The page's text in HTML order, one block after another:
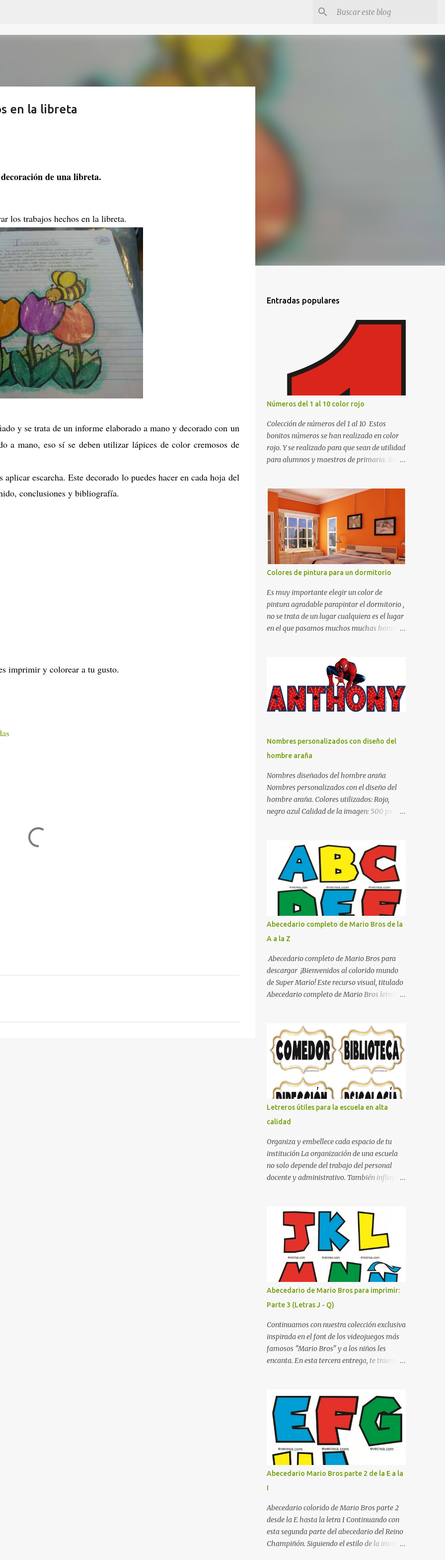
en la libreta
de una libreta.
los trabajos hechos en la libreta.
y se trata de un informe elaborado a mano y decorado con un
a mano, eso sí se deben utilizar lápices de color cremosos de
escarcha. Este decorado lo puedes hacer en cada hoja del
conclusiones y bibliografía.
imprimir y colorear a tu gusto.
Entradas populares
Números del 1 al 10 color rojo
Colección de números del 1 al 10 Estos
bonitos números se han realizado en color
rojo. Y se realizado para que sean de utilidad
para alumnos y maestros de primaria. Son
de recortar y se pueden utilizar en variedad
de cosas como ser recortes para tareas
escolares, para hacer juegos infantiles
matemáticos, para decorar los cumpleaños
de los niños, entre otras cosas.
Colores de pintura para un dormitorio
Es muy importante elegir un color de
pintura agradable parapintar el dormitorio ,
no se trata de un lugar cualquiera es el lugar
en el que pasamos muchos muchas horas y
de un lugar propio que utilizamos todos los
días y por ende debemos tratar de que éste
sea un lugar muy agradable y cómodo y
también para nuestra vista. Te mostramos
algunas sugerencias que pueden brindar la
dormitorio. El color naranja es una buena
opción para recibir esa luz y felicidad que
todo ser humano necesita. El color blanco es
ideal para lograr el relax total, es un color
que va con todo y además es color bastante
limpio que te dará esa sensación de calidez.
Los colores terra son excelentes para usar en
color muy relajante y por lo tanto entra en
la lista de colo...
Nombres personalizados con diseño del
hombre araña
Nombres diseñados del hombre araña
Nombres personalizados con el diseño del
hombre araña. Colores utilizados: Rojo,
negro azul Calidad de la imagen: 500 px Si
comentario y con gusto lo diseñamos.
Nombres con diseños Spiderman Sonic bella
Cartel de feliz cumpleaños de héroes en
pijamas Ideas para decorar el dormitorio
con pósters Cama con diseño de ring de
boxeo Ideas para decoraciones de fiestas
infantiles Cosas bonitas que se pueden hacer
con gomas de coche
Abecedario completo de Mario Bros de la
A a la Z
Abecedario completo de Mario Bros para
descargar ¡Bienvenidos al colorido mundo
de Super Mario! Este recurso visual, titulado
Abecedario completo de Mario Bros letras
de los videojuegos. Este set de letras está
diseñado para transformar cualquier
mensaje en una aventura, utilizando la
tipografía clásica y robusta que los fans han
reconocido por décadas. En esta primera
sección, el abecedario nos presenta:
Identidad Visual: Un diseño de bloques con
bordes negros gruesos que resaltan sobre
cualquier fondo. Paleta de Colores: Una
secuencia dinámica que alterna entre el rojo
de Mario, el verde de Luigi, y los tonos azul y
amarillo clásicos de los elementos del juego.
Contenido Actual: La imagen muestra la
divertido que define a toda la colección.
Primera parte del juego de letras in...
Letreros útiles para la escuela en alta
calidad
Organiza y embellece cada espacio de tu
institución La organización de una escuela
no solo depende del trabajo del personal
docente y administrativo. También influye la
una función práctica al orientar a
estudiantes, padres de familia, docentes y
visitantes, pero además aportan un toque
decorativo que hace que la institución luzca
más ordenada, moderna y acogedora.
Pensando en esta necesidad, he diseñado
una colección de letreros útiles para la
escuela con un estilo elegante, fácil de leer y
listo para imprimir en alta calidad. Su diseño
busca combinar funcionalidad y estética,
logrando que cualquier institución educativa
proyecte una imagen más organizada y
profesional. ¿Por qué son importantes los
vez, encontrar la biblioteca, la dirección o un
aula específica puede resultar c...
Abecedario de Mario Bros para imprimir:
Parte 3 (Letras J - Q)
Continuamos con nuestra colección exclusiva
inspirada en el font de los videojuegos más
famosos "Mario Bros" y a los niños les
encanta. En esta tercera entrega, te traemos
que hemos incluido la letra Ñ , esencial para
todos nuestros proyectos en español. Bloque
de letras fuente Mario Bros desde la J hasta
la Q ¿Qué incluye este bloque de letras? En
esta sección de evecrea.com , encontrarás
imágenes individuales en alta resolución de
las siguientes letras: Letras vibrantes : La J y
la M en el clásico rojo de la gorra de Mario.
Tonos azules : La K y la Ñ , que destacan por
su diseño limpio y audaz. Colores
secundarios : La L y la Q en amarillo
brillante, junto con la N y la P en un verde
inspirado en los niveles de los juegos.
Abecedario Mario Bros parte 2 de la E a la
I
Abecedario colorido de Mario Bros parte 2
desde la E hasta la letra I Continuando con
esta segunda parte del abecedario del Reino
Champiñón. Siguiendo el estilo de la imagen